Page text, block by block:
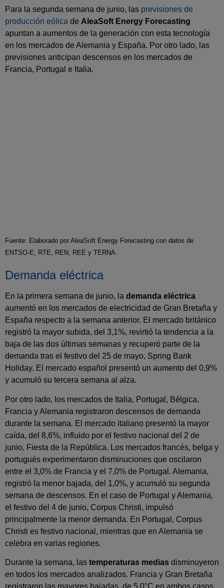
Para la segunda semana de junio, las previsiones de
producción eólica de AleaSoft Energy Forecasting
apuntan a aumentos de la generación con esta tecnología
en los mercados de Alemania y España. Por otro lado, las
previsiones anticipan descensos en los mercados de
Francia, Portugal e Italia.
Fuente: Elaborado por AleaSoft Energy Forecasting con datos de
ENTSO-E, RTE, REN, REE y TERNA.
Demanda eléctrica
En la primera semana de junio, la demanda eléctrica
aumentó en los mercados de electricidad de Gran Bretaña y
España respecto a la semana anterior. El mercado británico
registró la mayor subida, del 3,1%, revirtió la tendencia a la
baja de las dos últimas semanas y recuperó parte de la
demanda tras el festivo del 25 de mayo, Spring Bank
Holiday. El mercado español presentó un aumento del 0,9%
y acumuló su tercera semana al alza.
Por otro lado, los mercados de Italia, Portugal, Bélgica,
Francia y Alemania registraron descensos de demanda
durante la semana. El mercado italiano presentó la mayor
caída, del 8,6%, influido por el festivo nacional del 2 de
junio, Fiesta de la República. Los mercados francés, belga y
portugués experimentaron disminuciones que oscilaron
entre el 3,0% de Francia y el 7,0% de Portugal. Alemania,
registró la menor bajada, del 1,0%, y acumuló su segunda
semana de descensos. En el caso de Portugal y Alemania,
el festivo del 4 de junio, Corpus Christi, impulsó
principalmente la menor demanda. En Portugal, Corpus
Christi es festivo nacional, mientras que en Alemania se
celebra en varias regiones.
Durante la semana, las temperaturas medias disminuyeron
en todos los mercados analizados. Francia y Gran Bretaña